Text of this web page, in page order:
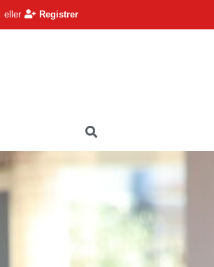
eller Registrer